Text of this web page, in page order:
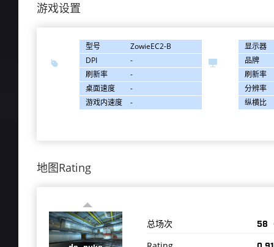
游戏设置

型号
ZowieEC2-B
DPI
-
刷新率
-
桌面速度
-
游戏内速度
-

显示器
品牌
刷新率
分辨率
纵横比
地图Rating
总场次 58